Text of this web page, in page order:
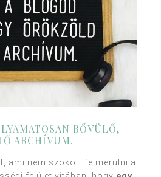
BŐVÜLŐ,
ARCHÍVUM.
ami nem szokott felmerülni a